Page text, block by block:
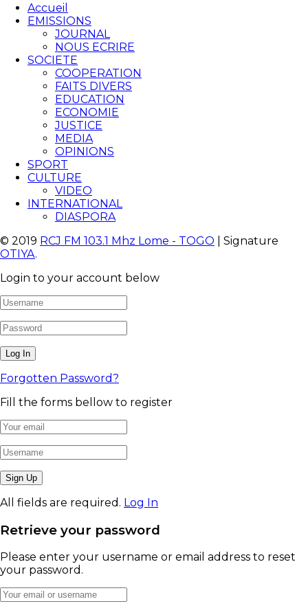
Accueil
EMISSIONS
JOURNAL
NOUS ECRIRE
SOCIETE
COOPERATION
FAITS DIVERS
EDUCATION
ECONOMIE
JUSTICE
MEDIA
OPINIONS
SPORT
CULTURE
VIDEO
INTERNATIONAL
DIASPORA
© 2019 RCJ FM 103.1 Mhz Lome - TOGO | Signature
OTIYA.
Login to your account below
Forgotten Password?
Fill the forms bellow to register
All fields are required. Log In
Retrieve your password
Please enter your username or email address to reset
your password.